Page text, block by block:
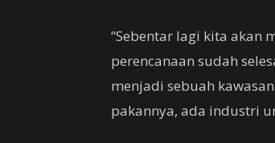
“Sebentar lagi kita akan
perencanaan sudah
menjadi sebuah
pakannya, ada industri